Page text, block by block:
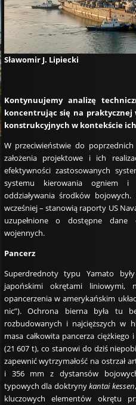
Sławomir J. Lipiecki
Kontynuujemy analizę
koncentrując się na
konstrukcyjnych w kontekście
W przeciwieństwie do poprzednich
założenia projektowe i ich
efektywności zastosowanych
systemu kierowania ogniem
oddziaływania środków
wcześniej – stanowią raporty US
uzupełnione o dostępne dane
wojennych.
Pancerz
Superdrednoty typu Yamato
japońskimi okrętami liniowymi,
opancerzenia w amerykańskim
nic”). Ochrona bierna była tu
rozbudowanych i najcięższych w
masa całkowita pancerza ciężkiego
(21 607 t), co stanowi do dziś
zapewnić wytrzymałość na ostrzał
i 356 mm z dystansów
typowych dla doktrynykantai kessen
kluczowych elementów okrętu